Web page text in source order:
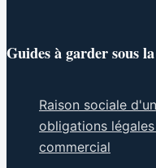
Guides à garder sous
Raison sociale
obligations
commercial